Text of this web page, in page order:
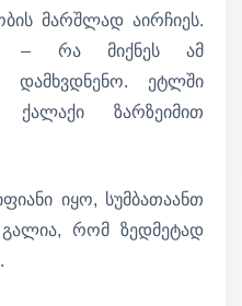
მარშლად აირჩიეს.
– რა მიქნეს ამ
დამხვდნენო. ეტლში
ზარზეიმით
იყო, სუმბათაანთ
გალია, რომ ზედმეტად